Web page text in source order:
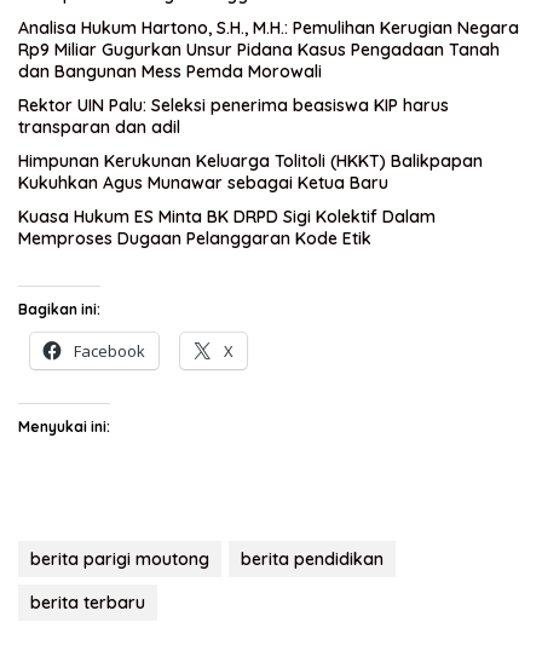
Analisa Hukum Hartono, S.H., M.H.: Pemulihan Kerugian Negara
Rp9 Miliar Gugurkan Unsur Pidana Kasus Pengadaan Tanah
dan Bangunan Mess Pemda Morowali
Rektor UIN Palu: Seleksi penerima beasiswa KIP harus
transparan dan adil
Himpunan Kerukunan Keluarga Tolitoli (HKKT) Balikpapan
Kukuhkan Agus Munawar sebagai Ketua Baru
Kuasa Hukum ES Minta BK DRPD Sigi Kolektif Dalam
Memproses Dugaan Pelanggaran Kode Etik
Bagikan ini:
Facebook X
Menyukai ini:
berita parigi moutong
berita pendidikan
berita terbaru